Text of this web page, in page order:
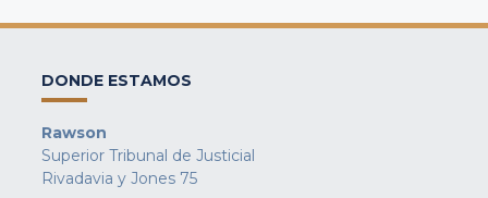
DONDE ESTAMOS
Rawson
Superior Tribunal de Justicial
Rivadavia y Jones 75